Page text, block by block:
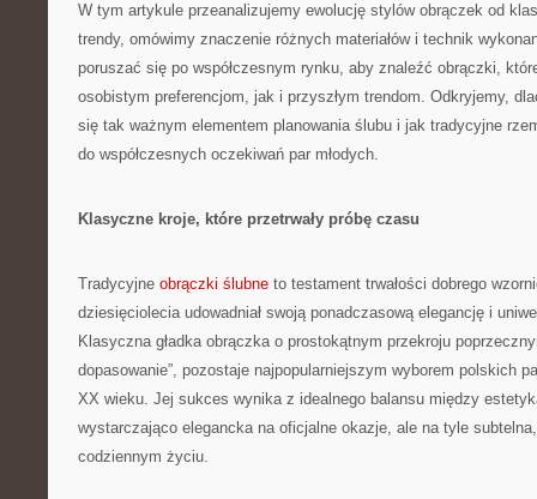
W tym artykule przeanalizujemy ewolucję stylów obrączek od
trendy, omówimy znaczenie różnych materiałów i technik
poruszać się po współczesnym rynku, aby znaleźć obrączki,
osobistym preferencjom, jak i przyszłym trendom. Odkryjemy,
się tak ważnym elementem planowania ślubu i jak tradycyjne
do współczesnych oczekiwań par młodych.
Klasyczne kroje, które przetrwały próbę czasu
Tradycyjne obrączki ślubne to testament trwałości dobrego
dziesięciolecia udowadniał swoją ponadczasową elegancję i
Klasyczna gładka obrączka o prostokątnym przekroju
dopasowanie”, pozostaje najpopularniejszym wyborem polskich
XX wieku. Jej sukces wynika z idealnego balansu między
wystarczająco elegancka na oficjalne okazje, ale na tyle
codziennym życiu.